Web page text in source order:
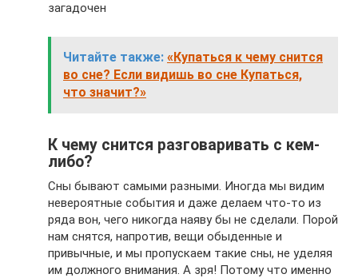
загадочен
Читайте также: «Купаться к чему снится
во сне? Если видишь во сне Купаться,
что значит?»
К чему снится разговаривать с кем-
либо?
Сны бывают самыми разными. Иногда мы видим
невероятные события и даже делаем что-то из
ряда вон, чего никогда наяву бы не сделали. Порой
нам снятся, напротив, вещи обыденные и
привычные, и мы пропускаем такие сны, не уделяя
им должного внимания. А зря! Потому что именно